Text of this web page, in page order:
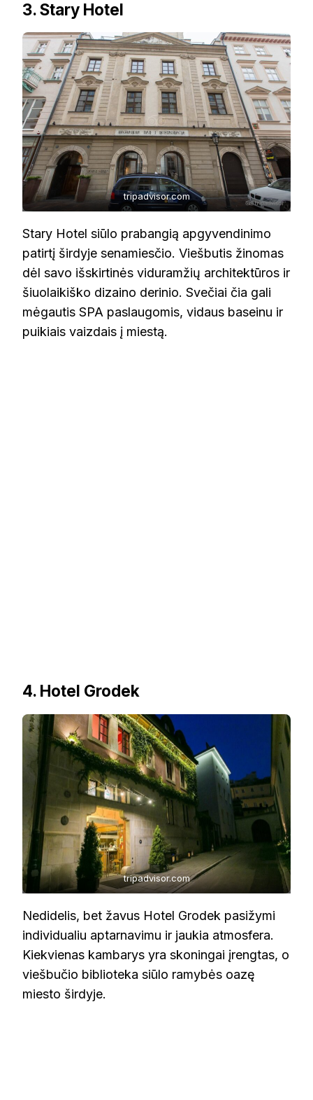
3. Stary Hotel
tripadvisor.com
Stary Hotel siūlo prabangią apgyvendinimo
patirtį širdyje senamiesčio. Viešbutis žinomas
dėl savo išskirtinės viduramžių architektūros ir
šiuolaikiško dizaino derinio. Svečiai čia gali
mėgautis SPA paslaugomis, vidaus baseinu ir
puikiais vaizdais į miestą.
4. Hotel Grodek
tripadvisor.com
Nedidelis, bet žavus Hotel Grodek pasižymi
individualiu aptarnavimu ir jaukia atmosfera.
Kiekvienas kambarys yra skoningai įrengtas, o
viešbučio biblioteka siūlo ramybės oazę
miesto širdyje.